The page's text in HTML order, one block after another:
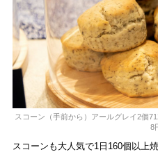
スコーン（手前から）アールグレイ2個
8
スコーンも大人気で1日160個以上